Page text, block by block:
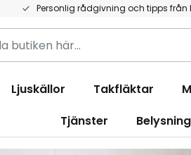
Personlig rådgivning och tipps från
Ljuskällor Takfläktar
Tjänster